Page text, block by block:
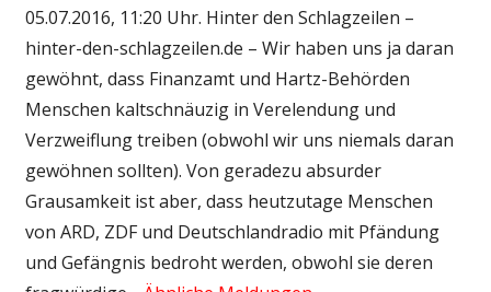
05.07.2016, 11:20 Uhr. Hinter den Schlagzeilen –
hinter-den-schlagzeilen.de – Wir haben uns ja daran
gewöhnt, dass Finanzamt und Hartz-Behörden
Menschen kaltschnäuzig in Verelendung und
Verzweiflung treiben (obwohl wir uns niemals daran
gewöhnen sollten). Von geradezu absurder
Grausamkeit ist aber, dass heutzutage Menschen
von ARD, ZDF und Deutschlandradio mit Pfändung
und Gefängnis bedroht werden, obwohl sie deren